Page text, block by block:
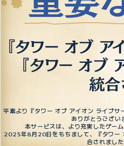
平素より『タワー オブ アイオン ライブサ
ありがとうござい
本サービスは、より充実したゲー
2025年8月20日をもちまして、『タワー
合されました